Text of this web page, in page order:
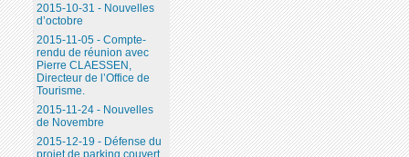
2015-10-31 - Nouvelles
d’octobre
2015-11-05 - Compte-
rendu de réunion avec
Pierre CLAESSEN,
Directeur de l’Office de
Tourisme.
2015-11-24 - Nouvelles
de Novembre
2015-12-19 - Défense du